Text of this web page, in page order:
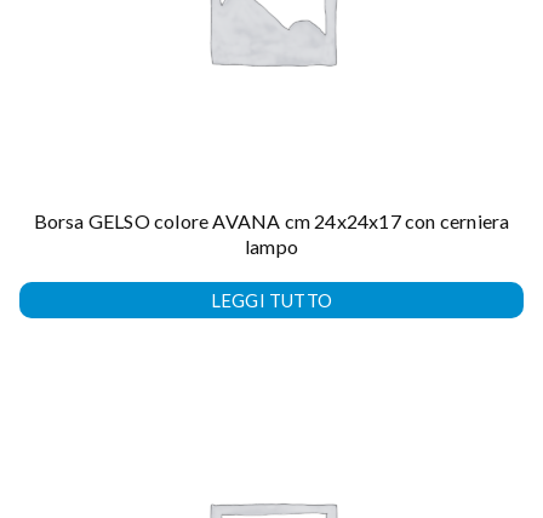
Borsa GELSO colore AVANA cm 24x24x17 con cerniera
lampo
LEGGI TUTTO